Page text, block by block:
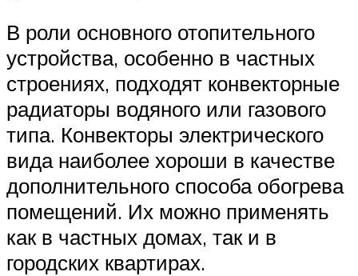
В роли основного отопительного
устройства, особенно в частных
строениях, подходят конвекторные
радиаторы водяного или газового
типа. Конвекторы электрического
вида наиболее хороши в качестве
дополнительного способа обогрева
помещений. Их можно применять
как в частных домах, так и в
городских квартирах.